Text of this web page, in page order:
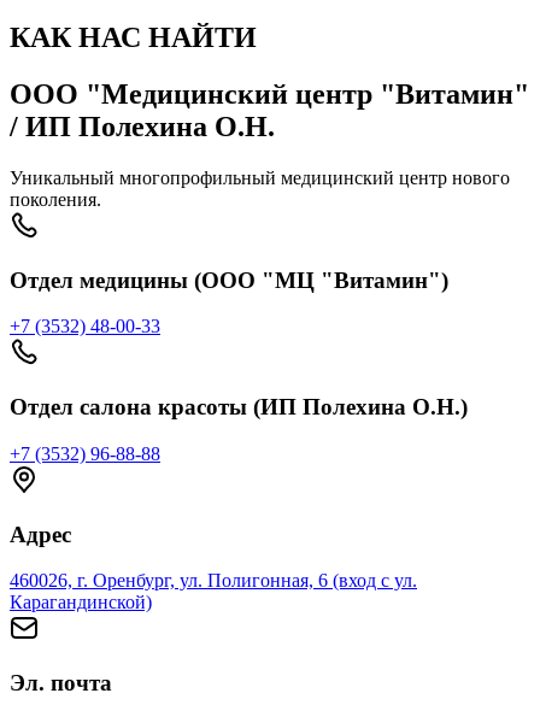
КАК НАС НАЙТИ
ООО "Медицинский центр "Витамин"
/ ИП Полехина О.Н.
Уникальный многопрофильный медицинский центр нового
поколения.
Отдел медицины (ООО "МЦ "Витамин")
+7 (3532) 48-00-33
Отдел салона красоты (ИП Полехина О.Н.)
+7 (3532) 96-88-88
Адрес
460026, г. Оренбург, ул. Полигонная, 6 (вход с ул.
Карагандинской)
Эл. почта